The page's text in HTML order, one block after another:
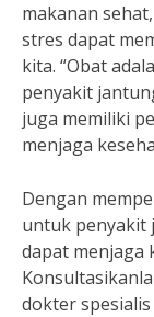
makanan
stres dapat
kita. “Obat
penyakit
juga memiliki
menjaga
Dengan
untuk penyakit
dapat menjaga
dokter